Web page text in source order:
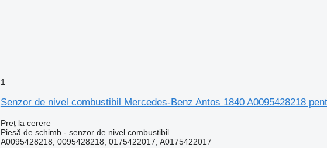
1
Senzor de nivel combustibil Mercedes-Benz Antos 1840 A0095428218
Preț la cerere
Piesă de schimb - senzor de nivel combustibil
A0095428218, 0095428218, 0175422017, A0175422017